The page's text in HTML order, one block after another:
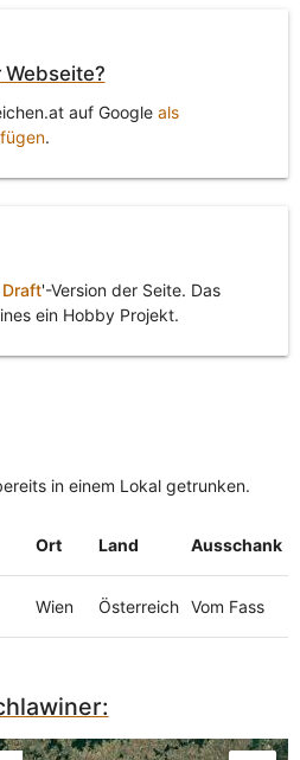
auf Google als
.
'-Version der Seite. Das
ein Hobby Projekt.
in einem Lokal getrunken.
Ort Land Ausschank
Wien Österreich Vom Fass